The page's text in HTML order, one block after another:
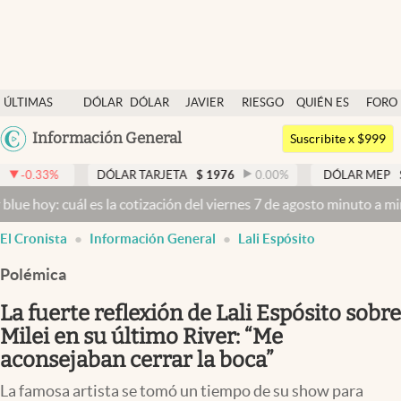
ÚLTIMAS
NOTICIAS
DÓLAR
DÓLAR
JAVIER
RIESGO
QUIÉN ES
QUIÉN
FORO
Argentina
México
Información General
Dólar
Members
Economía y Política
Finanzas y Mercados
Mercados Online
Negocios
Columnistas
Otras secciones
Apertura
Suscribite x $999
DÓLAR TARJETA $ 1976 0.00% DÓLAR MEP $ 1524,47
es la cotización del viernes 7 de agosto minuto a minuto
El Cronista Información General Lali Espósito
Polémica
La fuerte reflexión de Lali Espósito sobre
Milei en su último River: “Me
aconsejaban cerrar la boca”
La famosa artista se tomó un tiempo de su show para